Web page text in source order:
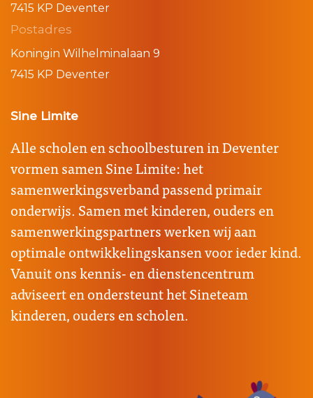
7415 KP Deventer
Postadres
Koningin Wilhelminalaan 9
7415 KP Deventer
Sine Limite
Alle scholen en schoolbesturen in Deventer
vormen samen Sine Limite: het
samenwerkingsverband passend primair
onderwijs. Samen met kinderen, ouders en
samenwerkingspartners werken wij aan
optimale ontwikkelingskansen voor ieder kind.
Vanuit ons kennis- en dienstencentrum
adviseert en ondersteunt het Sineteam
kinderen, ouders en scholen.